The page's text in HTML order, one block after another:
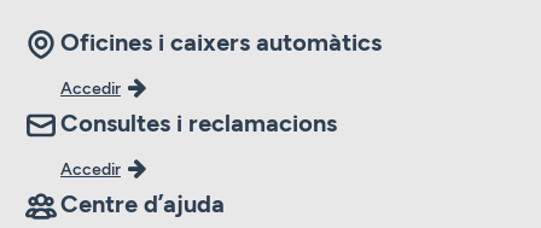
Oficines i caixers automàtics
Accedir
Consultes i reclamacions
Accedir
Centre d’ajuda